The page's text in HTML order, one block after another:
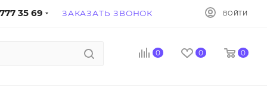
35 69 ЗАКАЗАТЬ ЗВОНОК ВОЙТИ
0 0 0